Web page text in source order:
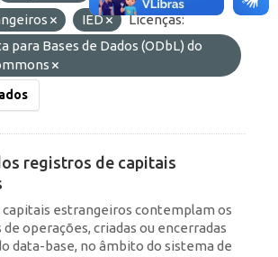
IED
Licenças:
para Bases de Dados (ODbL) do
registros de capitais
capitais estrangeiros contemplam os
operações, criadas ou encerradas
data-base, no âmbito do sistema de